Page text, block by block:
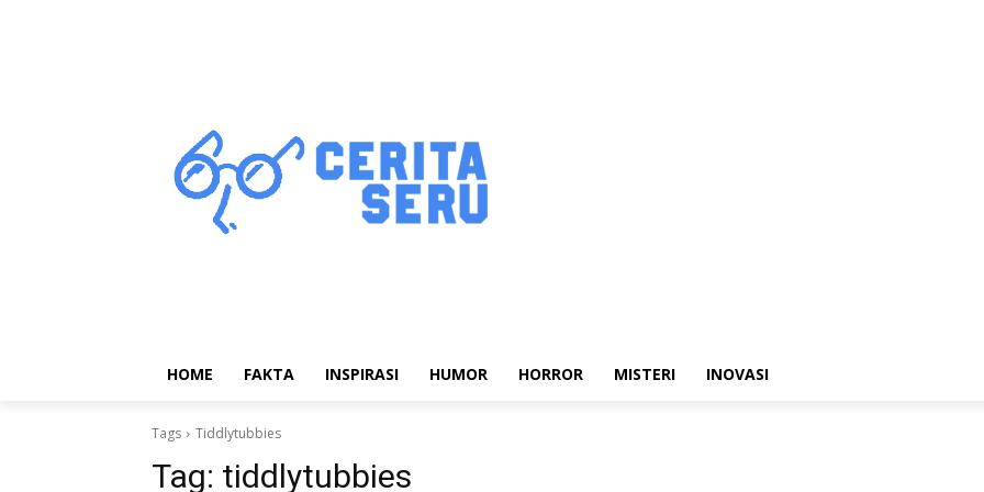
HOME FAKTA INSPIRASI HUMOR HORROR MISTERI INOVASI
Tags Tiddlytubbies
Tag: tiddlytubbies